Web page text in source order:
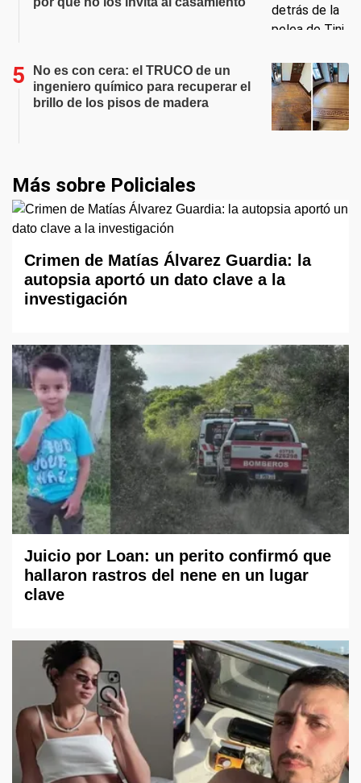
No es con cera: el TRUCO de un
ingeniero químico para recuperar el
brillo de los pisos de madera
Más sobre Policiales
Crimen de Matías Álvarez Guardia: la
autopsia aportó un dato clave a la
investigación
Juicio por Loan: un perito confirmó que
hallaron rastros del nene en un lugar
clave